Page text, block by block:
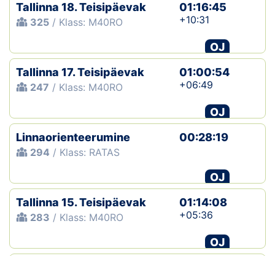
Tallinna 18. Teisipäevak
325 / Klass: M40RO
01:16:45
+10:31
OJ
Tallinna 17. Teisipäevak
247 / Klass: M40RO
01:00:54
+06:49
OJ
Linnaorienteerumine
294 / Klass: RATAS
00:28:19
OJ
Tallinna 15. Teisipäevak
283 / Klass: M40RO
01:14:08
+05:36
OJ